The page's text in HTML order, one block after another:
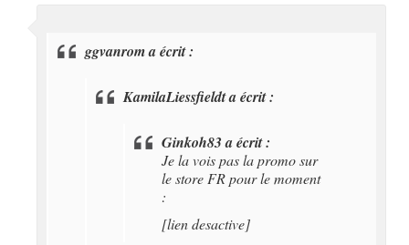
ggvanrom a écrit :
KamilaLiessfieldt a écrit :
Ginkoh83 a écrit :
Je la vois pas la promo sur
le store FR pour le moment
:
[lien desactive]